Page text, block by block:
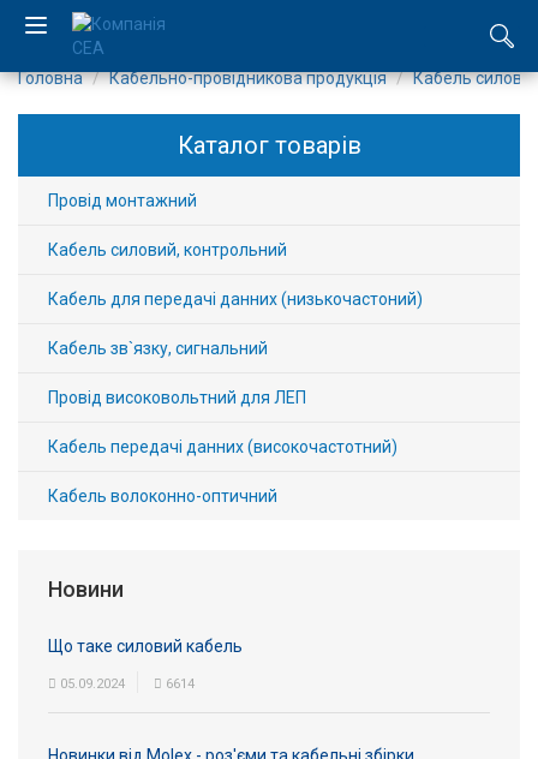
Компанія
Послуги
Новини
Вакансії
авторизація
Виробники
Контакти
Головна Кабельно-провідникова продукція Кабель
Каталог товарів
Провід монтажний
Кабель силовий, контрольний
Кабель для передачі данних (низькочастоний)
Кабель зв`язку, сигнальний
Провід високовольтний для ЛЕП
Кабель передачі данних (високочастотний)
Кабель волоконно-оптичний
Новини
Що таке силовий кабель
05.09.2024 6614